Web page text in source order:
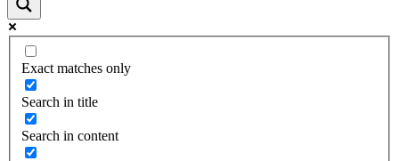
Exact matches only
Search in title
Search in content